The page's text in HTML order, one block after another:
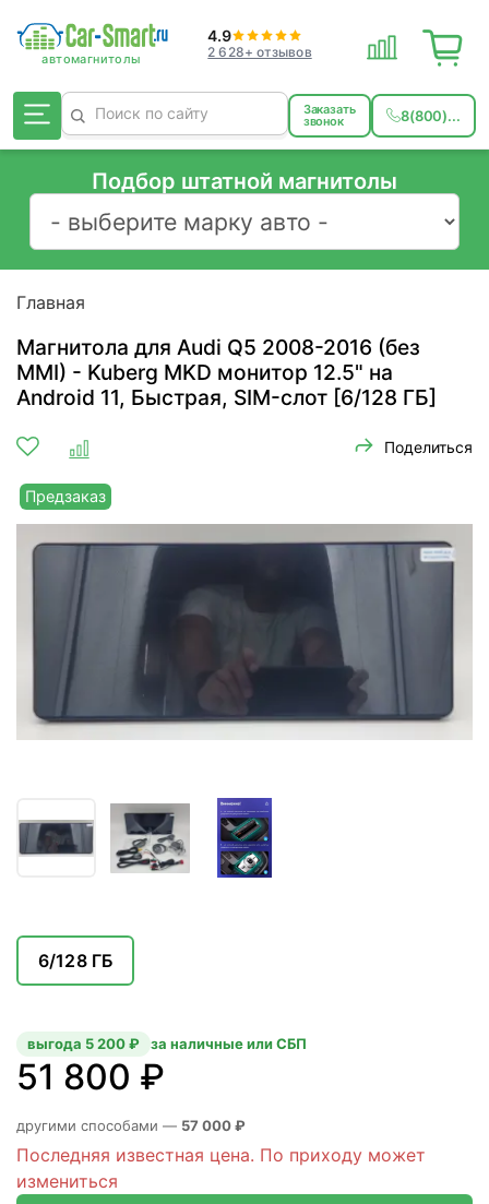
4.9
2 628+ отзывов
Заказать
звонок 8(800)...
Подбор штатной магнитолы
Главная
Магнитола для Audi Q5 2008-2016 (без
MMI) - Kuberg MKD монитор 12.5" на
Android 11, Быстрая, SIM-слот [6/128 ГБ]
Поделиться
Предзаказ
6/128 ГБ
51 800 ₽
выгода 5 200 ₽ за наличные или СБП
другими способами — 57 000 ₽
Последняя известная цена. По приходу может
измениться